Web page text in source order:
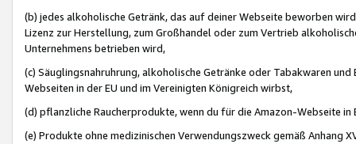
(b) jedes alkoholische Getränk, das auf deiner Webseite beworben
Lizenz zur Herstellung, zum Großhandel oder zum Vertrieb
Unternehmens betrieben wird,
(c) Säuglingsnahruhrung, alkoholische Getränke oder Tabakwaren
Webseiten in der EU und im Vereinigten Königreich wirbst,
(d) pflanzliche Raucherprodukte, wenn du für die Amazon-Webseite in
(e) Produkte ohne medizinischen Verwendungszweck gemäß Anhang